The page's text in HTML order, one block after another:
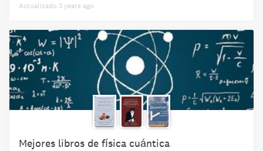
Actualizado 3 years ago
Mejores libros de física cuántica